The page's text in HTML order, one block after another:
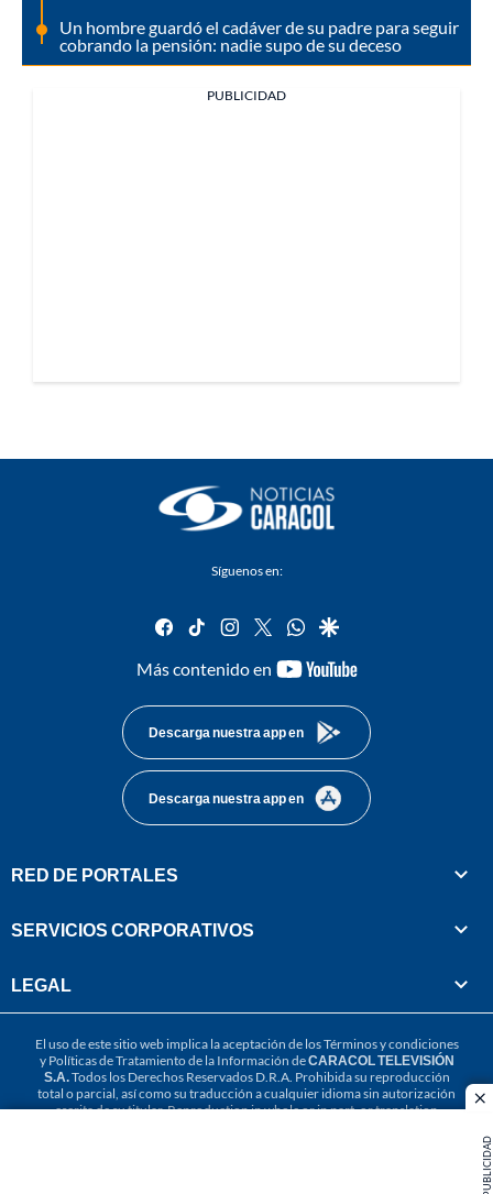
PUBLICIDAD
Un hombre guardó el cadáver de su padre para seguir
cobrando la pensión: nadie supo de su deceso
PUBLICIDAD
Síguenos en:
facebook
tiktok instagram
twitterwhatsapp
google
Más contenido en
youtube-
Descarga nuestra app en
Descarga nuestra app en
RED DE PORTALES
SERVICIOS CORPORATIVOS
LEGAL
El uso de este sitio web implica la aceptación de losTérminos y condiciones
y Políticas de Tratamiento de la Información deCARACOL TELEVISIÓN
S.A.Todos los Derechos Reservados D.R.A. Prohibida su reproducción
total o parcial, así como su traducción a cualquier idioma sin autorización
escrita de su titular. Reproduction in whole or in part, or translation